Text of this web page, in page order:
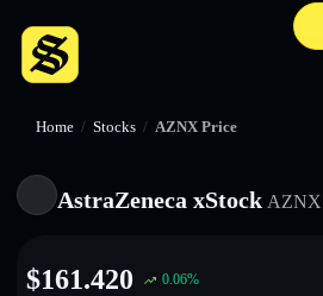
Home / Stocks / AZNX Price
AstraZeneca xStock AZNX
$161.420 0.06%